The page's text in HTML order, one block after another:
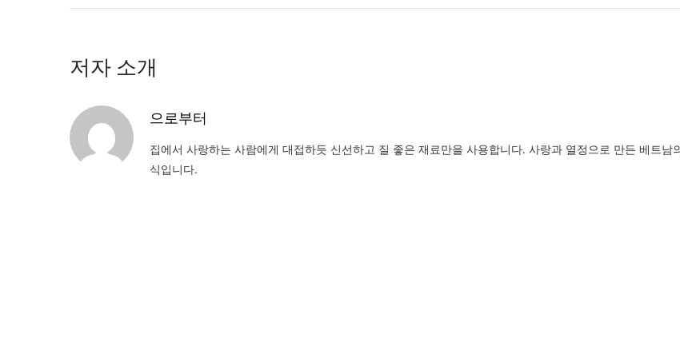
저자 소개
으로부터
집에서 사랑하는 사람에게 대접하듯 신선하고 질 좋은 재료만을 사용합니다. 사랑과 열정으로 만든 베트남
식입니다.